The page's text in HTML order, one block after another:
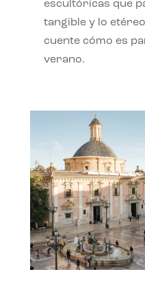
escultóricas que
tangible y lo
cuente cómo es
verano.